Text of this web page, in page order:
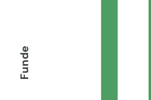
Funde